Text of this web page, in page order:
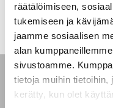
räätälöimiseen,
tukemiseen ja
jaamme sosiaalisen
alan
sivustoamme.
tietoja muihin tietoihin,
kerätty, kun olet
Tilauslomake: